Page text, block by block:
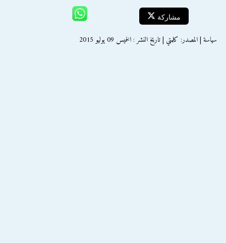
مشاركة
سياسة | المصدر: كلمتي | تاريخ النشر : الخميس 09 يوليو 2015